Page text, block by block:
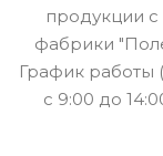
продукции
фабрики
График работы
с 9:00 до